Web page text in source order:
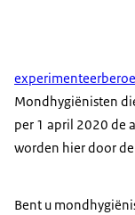
Mondhygiënisten
per 1 april 2020 de
worden hier door
Bent u